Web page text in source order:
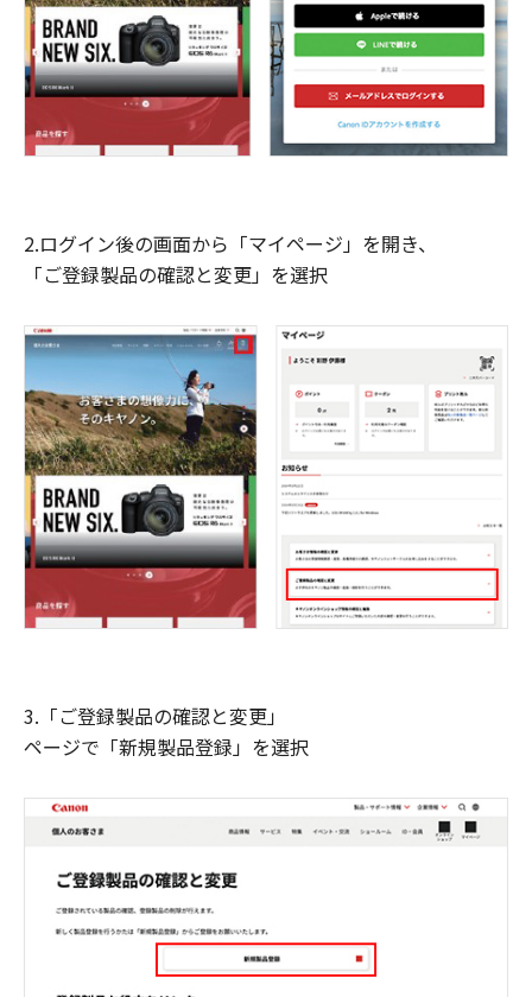
2.ログイン後の画面から「マイページ」を開き、
「ご登録製品の確認と変更」を選択
3.「ご登録製品の確認と変更」
ページで「新規製品登録」を選択